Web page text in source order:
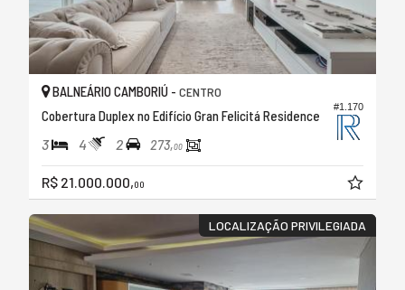
#1.170
BALNEÁRIO CAMBORIÚ - CENTRO
Cobertura Duplex no Edifício Gran Felicitá Residence
3 4 2 273,00
R$ 21.000.000,00
LOCALIZAÇÃO PRIVILEGIADA